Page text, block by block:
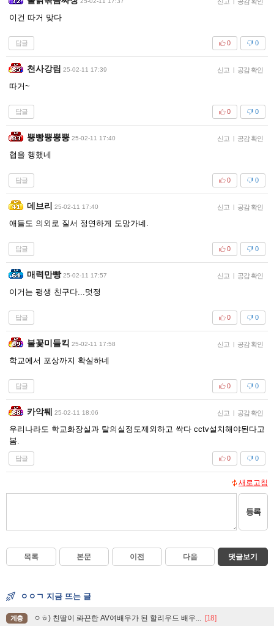
이건 따거 맞다
답글 0
0
천사강림 25-02-11 17:39 신고 | 공감 확인
따거~
답글 0
0
뿡빵뿡뿡뿡 25-02-11 17:40 신고 | 공감 확인
협을 행했네
답글 0
0
데브리 25-02-11 17:40 신고 | 공감 확인
애들도 의외로 질서 정연하게 도망가네.
답글 0
0
매력만빵 25-02-11 17:57 신고 | 공감 확인
이거는 평생 친구다...멋졍
답글 0
0
불꽃미들킥 25-02-11 17:58 신고 | 공감 확인
학교에서 포상까지 확실하네
답글 0
0
카악퉤 25-02-11 18:06 신고 | 공감 확인
우리나라도 학교화장실과 탈의실정도제외하고 싹다 cctv설치해야된다고
봄.
답글 0
0
새로고침
등록
목록 본문 이전 다음 댓글보기
ㅇㅇㄱ 지금 뜨는 글
계층 ㅇㅎ) 친딸이 롸끈한 AV여배우가 된 할리우드 배우... [18]